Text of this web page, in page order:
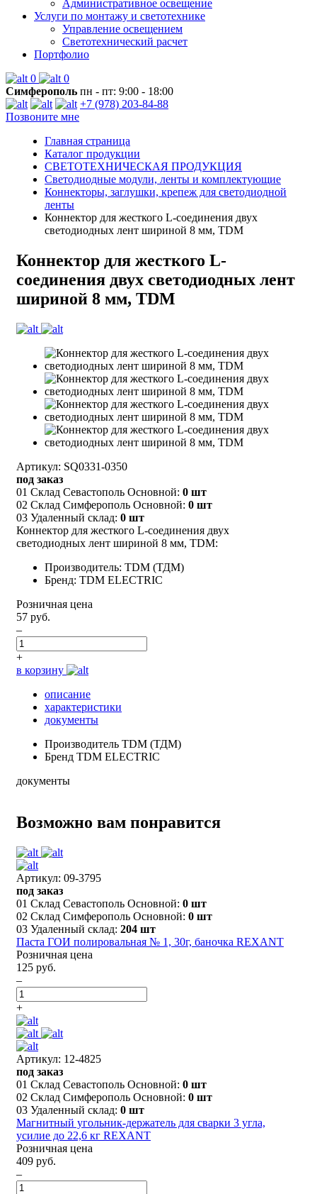
Административное освещение
Услуги по монтажу и светотехнике
Управление освещением
Светотехнический расчет
Портфолио
0
0
Симферополь пн - пт: 9:00 - 18:00
+7 (978) 203-84-88
Позвоните мне
Главная страница
Каталог продукции
СВЕТОТЕХНИЧЕСКАЯ ПРОДУКЦИЯ
Светодиодные модули, ленты и комплектующие
Коннекторы, заглушки, крепеж для светодиодной
ленты
Коннектор для жесткого L-соединения двух
светодиодных лент шириной 8 мм, TDM
Коннектор для жесткого L-
соединения двух светодиодных лент
шириной 8 мм, TDM
Артикул: SQ0331-0350
под заказ
01 Склад Севастополь Основной: 0 шт
02 Склад Симферополь Основной: 0 шт
03 Удаленный склад: 0 шт
Коннектор для жесткого L-соединения двух
светодиодных лент шириной 8 мм, TDM:
Производитель: TDM (ТДМ)
Бренд: TDM ELECTRIC
Розничная цена
57 руб.
–
+
в корзину
описание
характеристики
документы
Производитель TDM (ТДМ)
Бренд TDM ELECTRIC
документы
Возможно вам понравится
Артикул: 09-3795
под заказ
01 Склад Севастополь Основной: 0 шт
02 Склад Симферополь Основной: 0 шт
03 Удаленный склад: 204 шт
Паста ГОИ полировальная № 1, 30г, баночка REXANT
Розничная цена
125 руб.
–
+
Артикул: 12-4825
под заказ
01 Склад Севастополь Основной: 0 шт
02 Склад Симферополь Основной: 0 шт
03 Удаленный склад: 0 шт
Магнитный угольник-держатель для сварки 3 угла,
усилие до 22,6 кг REXANT
Розничная цена
409 руб.
–